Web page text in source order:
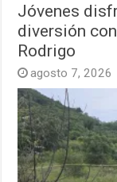
Jóvenes
diversión
Rodrigo
agosto 7, 2026